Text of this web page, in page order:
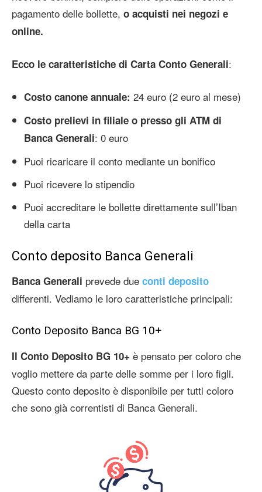
pagamento delle bollette, o acquisti nei negozi e
online.
Ecco le caratteristiche di Carta Conto Generali:
Costo canone annuale: 24 euro (2 euro al mese)
Costo prelievi in filiale o presso gli ATM di
Banca Generali: 0 euro
Puoi ricaricare il conto mediante un bonifico
Puoi ricevere lo stipendio
Puoi accreditare le bollette direttamente sull’Iban
della carta
Conto deposito Banca Generali
Banca Generali prevede due conti deposito
differenti. Vediamo le loro caratteristiche principali:
Conto Deposito Banca BG 10+
Il Conto Deposito BG 10+ è pensato per coloro che
voglio mettere da parte delle somme per i loro figli.
Questo conto deposito è disponibile per tutti coloro
che sono già correntisti di Banca Generali.